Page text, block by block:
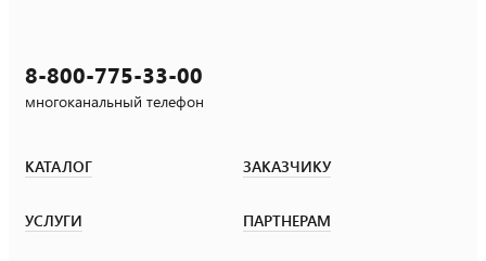
8-800-775-33-00
многоканальный телефон
КАТАЛОГ ЗАКАЗЧИКУ
УСЛУГИ ПАРТНЕРАМ